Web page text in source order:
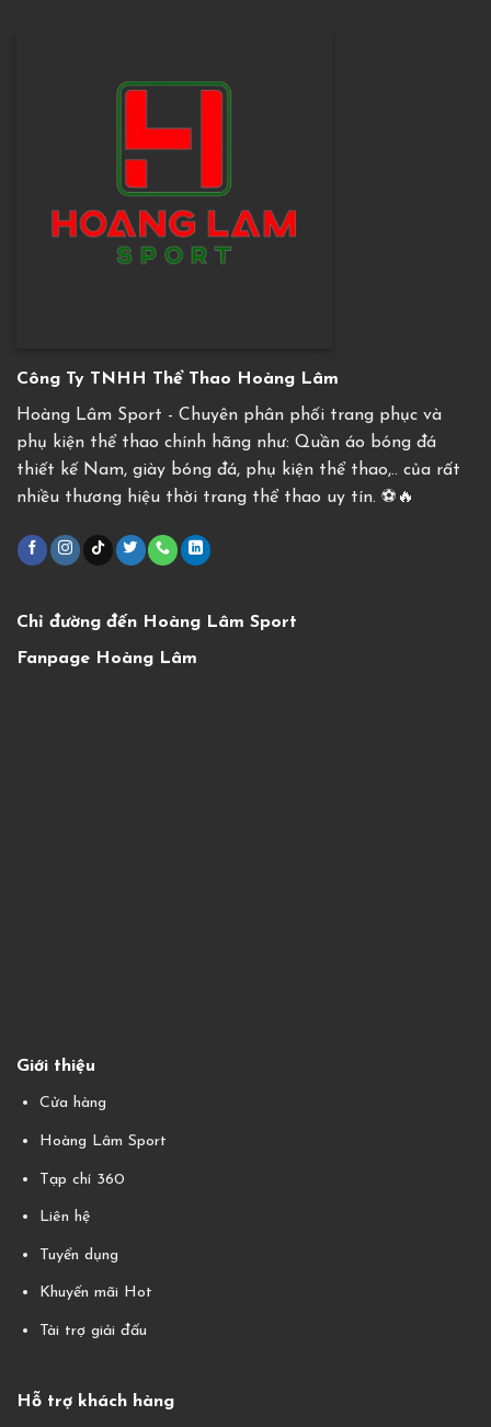
Công Ty TNHH Thể Thao Hoàng Lâm
Hoàng Lâm Sport - Chuyên phân phối trang phục và
phụ kiện thể thao chính hãng như: Quần áo bóng đá
thiết kế Nam, giày bóng đá, phụ kiện thể thao,.. của rất
nhiều thương hiệu thời trang thể thao uy tín. ⚽️🔥
Giới thiệu
Cửa hàng
Hoàng Lâm Sport
Tạp chí 360
Liên hệ
Tuyển dụng
Khuyến mãi Hot
Tài trợ giải đấu
Hỗ trợ khách hàng
Chỉ đường đến Hoàng Lâm Sport
Fanpage Hoàng Lâm